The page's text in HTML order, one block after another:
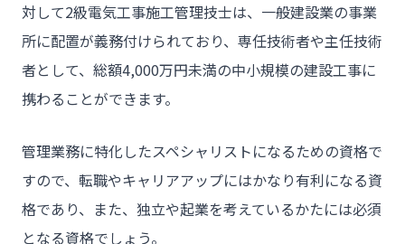
対して2級電気工事施工管理技士は、一般建設業の事業
所に配置が義務付けられており、専任技術者や主任技術
者として、総額4,000万円未満の中小規模の建設工事に
携わることができます。
管理業務に特化したスペシャリストになるための資格で
すので、転職やキャリアアップにはかなり有利になる資
格であり、また、独立や起業を考えているかたには必須
となる資格でしょう。